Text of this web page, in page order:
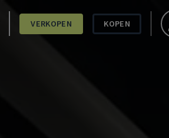
VERKOPEN KOPEN